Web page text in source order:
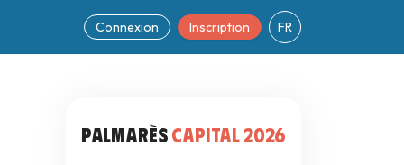
Connexion Inscription FR
14
PALMARÈSCAPITAL 2026